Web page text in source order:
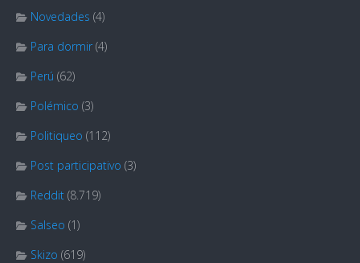
Novedades (4)
Para dormir (4)
Perú (62)
Polémico (3)
Politiqueo (112)
Post participativo (3)
Reddit (8.719)
Salseo (1)
Skizo (619)